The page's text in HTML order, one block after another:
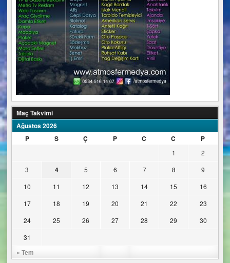
Maç Takvimi
Ağustos 2026
P
S Ç P C C P
« Tem
1
2
3
4 5 6 7 8
9
10
11 12 13 14 15
16
17
18 19 20 21 22
23
24
25 26 27 28 29
30
31